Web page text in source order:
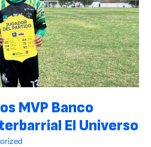
MVP Banco
El Universo